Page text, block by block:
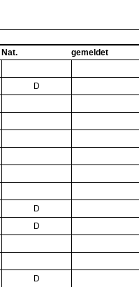
Nat. gemeldet
D
D
D
D